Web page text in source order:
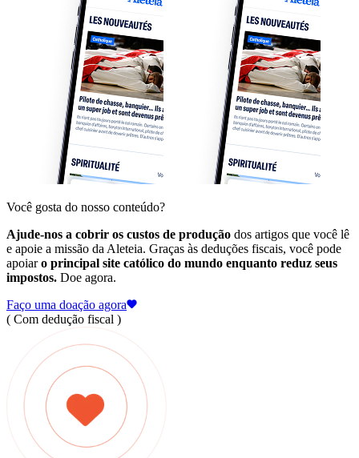
Você gosta do nosso conteúdo?
Ajude-nos a cobrir os custos de produção dos artigos que você lê
e apoie a missão da Aleteia. Graças às deduções fiscais, você pode
apoiaro principal site católico do mundo enquanto reduz seus
impostos. Doe agora.
Faço uma doação agora
( Com dedução fiscal )